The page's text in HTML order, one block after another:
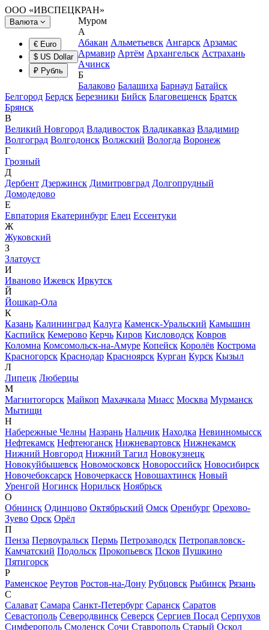
ООО «ИВСПЕЦКРАН»
Валюта
€ Euro
$ US Dollar
₽ Рубль
Муром
А
Абакан Альметьевск Ангарск Арзамас
Армавир Артём Архангельск Астрахань
Ачинск
Б
Балаково Балашиха Барнаул Батайск
Белгород Бердск Березники Бийск Благовещенск Братск
Брянск
В
Великий Новгород Владивосток Владикавказ Владимир
Волгоград Волгодонск Волжский Вологда Воронеж
Г
Грозный
Д
Дербент Дзержинск Димитровград Долгопрудный
Домодедово
Е
Евпатория Екатеринбург Елец Ессентуки
Ж
Жуковский
З
Златоуст
И
Иваново Ижевск Иркутск
Й
Йошкар-Ола
К
Казань Калининград Калуга Каменск-Уральский Камышин
Каспийск Кемерово Керчь Киров Кисловодск Ковров
Коломна Комсомольск-на-Амуре Копейск Королёв Кострома
Красногорск Краснодар Красноярск Курган Курск Кызыл
Л
Липецк Люберцы
М
Магнитогорск Майкоп Махачкала Миасс Москва Мурманск
Мытищи
Н
Набережные Челны Назрань Нальчик Находка Невинномысск
Нефтекамск Нефтеюганск Нижневартовск Нижнекамск
Нижний Новгород Нижний Тагил Новокузнецк
Новокуйбышевск Новомосковск Новороссийск Новосибирск
Новочебоксарск Новочеркасск Новошахтинск Новый
Уренгой Ногинск Норильск Ноябрьск
О
Обнинск Одинцово Октябрьский Омск Оренбург Орехово-
Зуево Орск Орёл
П
Пенза Первоуральск Пермь Петрозаводск Петропавловск-
Камчатский Подольск Прокопьевск Псков Пушкино
Пятигорск
Р
Раменское Реутов Ростов-на-Дону Рубцовск Рыбинск Рязань
С
Салават Самара Санкт-Петербург Саранск Саратов
Севастополь Северодвинск Северск Сергиев Посад Серпухов
Симферополь Смоленск Сочи Ставрополь Старый Оскол